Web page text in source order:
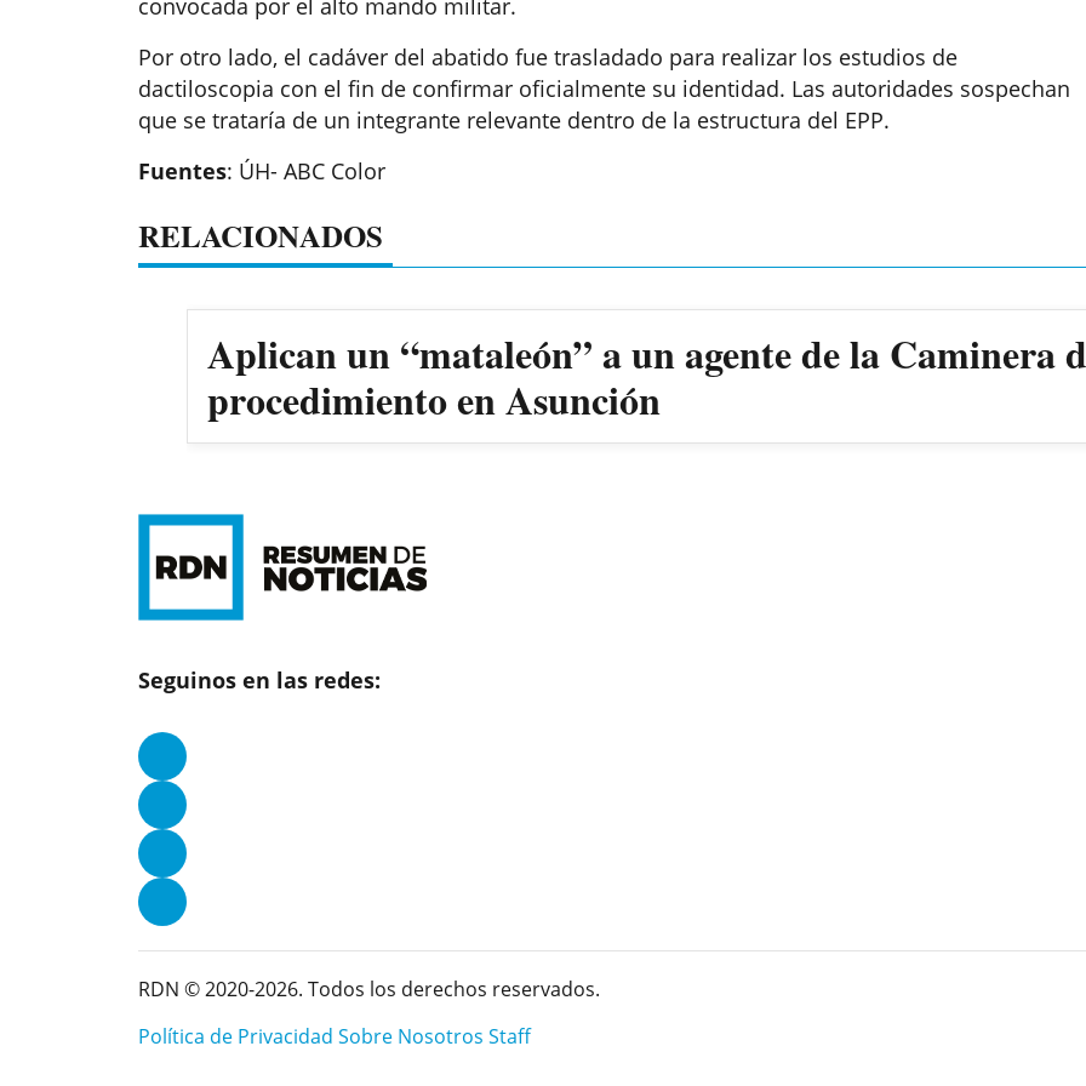
convocada por el alto mando militar.
Por otro lado, el cadáver del abatido fue trasladado para realizar los estudios de
dactiloscopia con el fin de confirmar oficialmente su identidad. Las autoridades sospechan
que se trataría de un integrante relevante dentro de la estructura del EPP.
Fuentes: ÚH- ABC Color
RELACIONADOS
Aplican un “mataleón” a un agente de la Caminera durante un
procedimiento en Asunción
Seguinos en las redes:
RDN © 2020-2026. Todos los derechos reservados.
Política de Privacidad Sobre Nosotros Staff